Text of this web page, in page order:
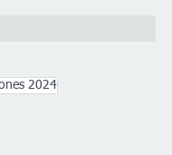
2024